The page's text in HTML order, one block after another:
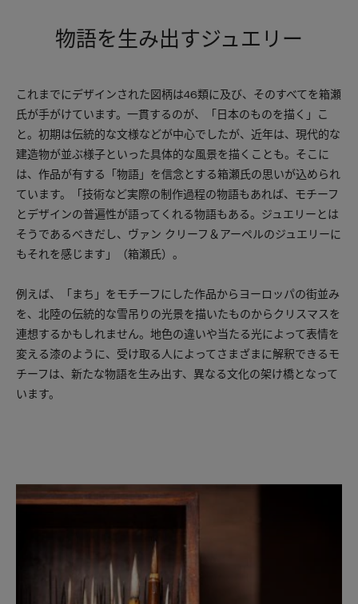
物語を生み出すジュエリー
これまでにデザインされた図柄は46類に及び、そのすべてを箱瀬
氏が手がけています。一貫するのが、「日本のものを描く」こ
と。初期は伝統的な文様などが中心でしたが、近年は、現代的な
建造物が並ぶ様子といった具体的な風景を描くことも。そこに
は、作品が有する「物語」を信念とする箱瀬氏の思いが込められ
ています。「技術など実際の制作過程の物語もあれば、モチーフ
とデザインの普遍性が語ってくれる物語もある。ジュエリーとは
そうであるべきだし、ヴァン クリーフ＆アーペルのジュエリーに
もそれを感じます」（箱瀬氏）。
例えば、「まち」をモチーフにした作品からヨーロッパの街並み
を、北陸の伝統的な雪吊りの光景を描いたものからクリスマスを
連想するかもしれません。地色の違いや当たる光によって表情を
変える漆のように、受け取る人によってさまざまに解釈できるモ
チーフは、新たな物語を生み出す、異なる文化の架け橋となって
います。